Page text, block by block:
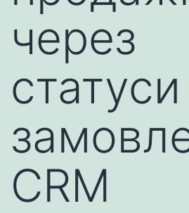
через
статуси
CRM